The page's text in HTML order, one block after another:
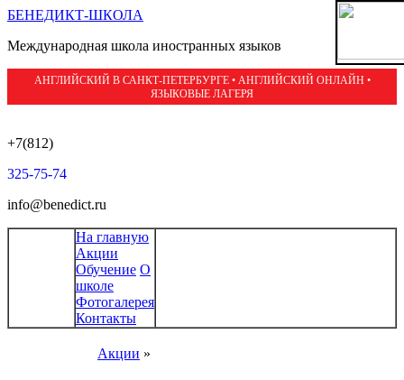
БЕНЕДИКТ-ШКОЛА
Международная школа иностранных языков
АНГЛИЙСКИЙ В САНКТ-ПЕТЕРБУРГЕ • АНГЛИЙСКИЙ ОНЛАЙН •
ЯЗЫКОВЫЕ ЛАГЕРЯ
+7(812)
325-75-74
info@benedict.ru
На главную
Акции
Обучение О
школе
Фотогалерея
Контакты
Акции »